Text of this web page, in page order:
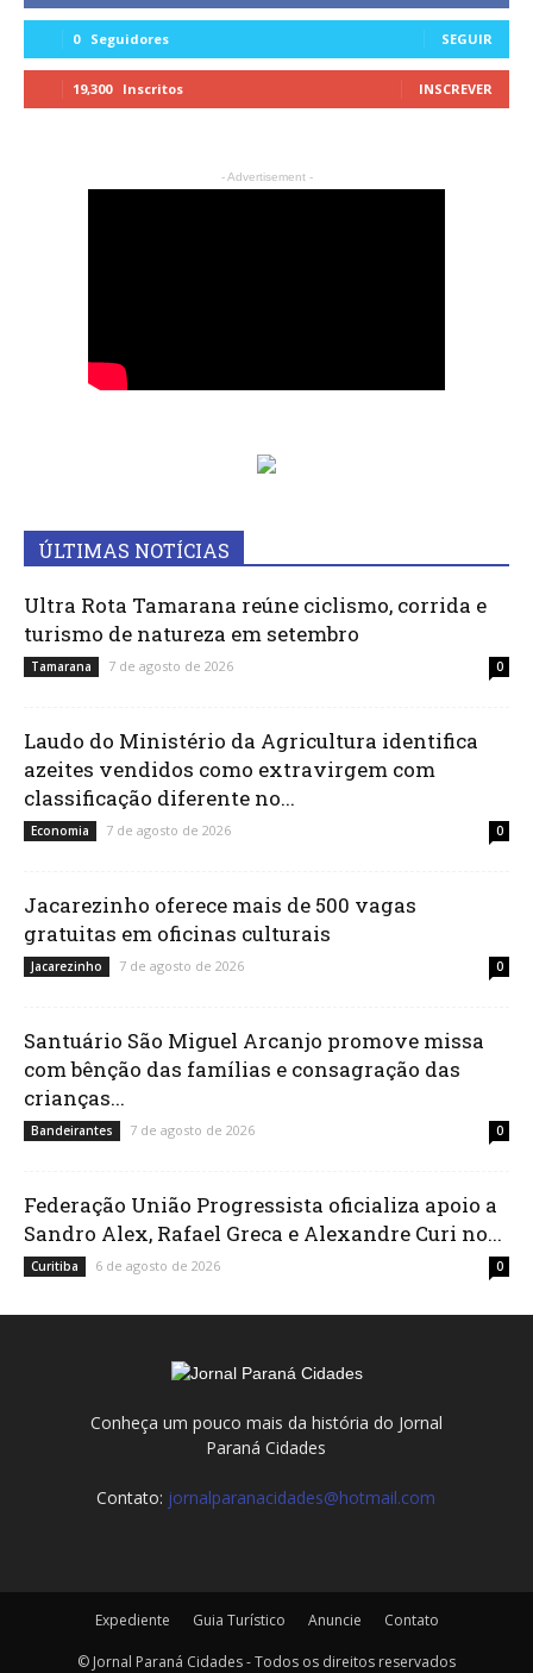
0 Seguidores SEGUIR
19,300 Inscritos INSCREVER
- Advertisement -
ÚLTIMAS NOTÍCIAS
Ultra Rota Tamarana reúne ciclismo, corrida e
turismo de natureza em setembro
Tamarana 7 de agosto de 2026 0
Laudo do Ministério da Agricultura identifica
azeites vendidos como extravirgem com
classificação diferente no...
Economia 7 de agosto de 2026 0
Jacarezinho oferece mais de 500 vagas
gratuitas em oficinas culturais
Jacarezinho 7 de agosto de 2026 0
Santuário São Miguel Arcanjo promove missa
com bênção das famílias e consagração das
crianças...
Bandeirantes 7 de agosto de 2026 0
Federação União Progressista oficializa apoio a
Sandro Alex, Rafael Greca e Alexandre Curi no...
Curitiba 6 de agosto de 2026 0
Conheça um pouco mais da história do Jornal
Paraná Cidades
Contato: jornalparanacidades@hotmail.com
Expediente Guia Turístico Anuncie Contato
© Jornal Paraná Cidades - Todos os direitos reservados